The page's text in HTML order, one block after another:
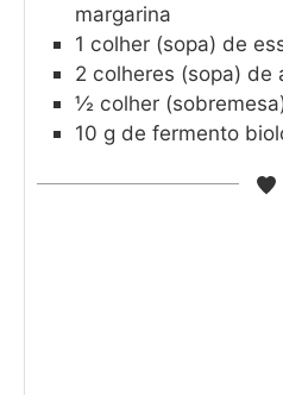
margarina
1 colher (sopa) de
2 colheres (sopa) de
½ colher
10 g de fermento